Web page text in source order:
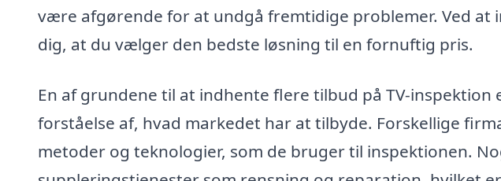
være afgørende for at undgå fremtidige problemer. Ved at
dig, at du vælger den bedste løsning til en fornuftig pris.
En af grundene til at indhente flere tilbud på TV-inspektion
forståelse af, hvad markedet har at tilbyde. Forskellige
metoder og teknologier, som de bruger til inspektionen.